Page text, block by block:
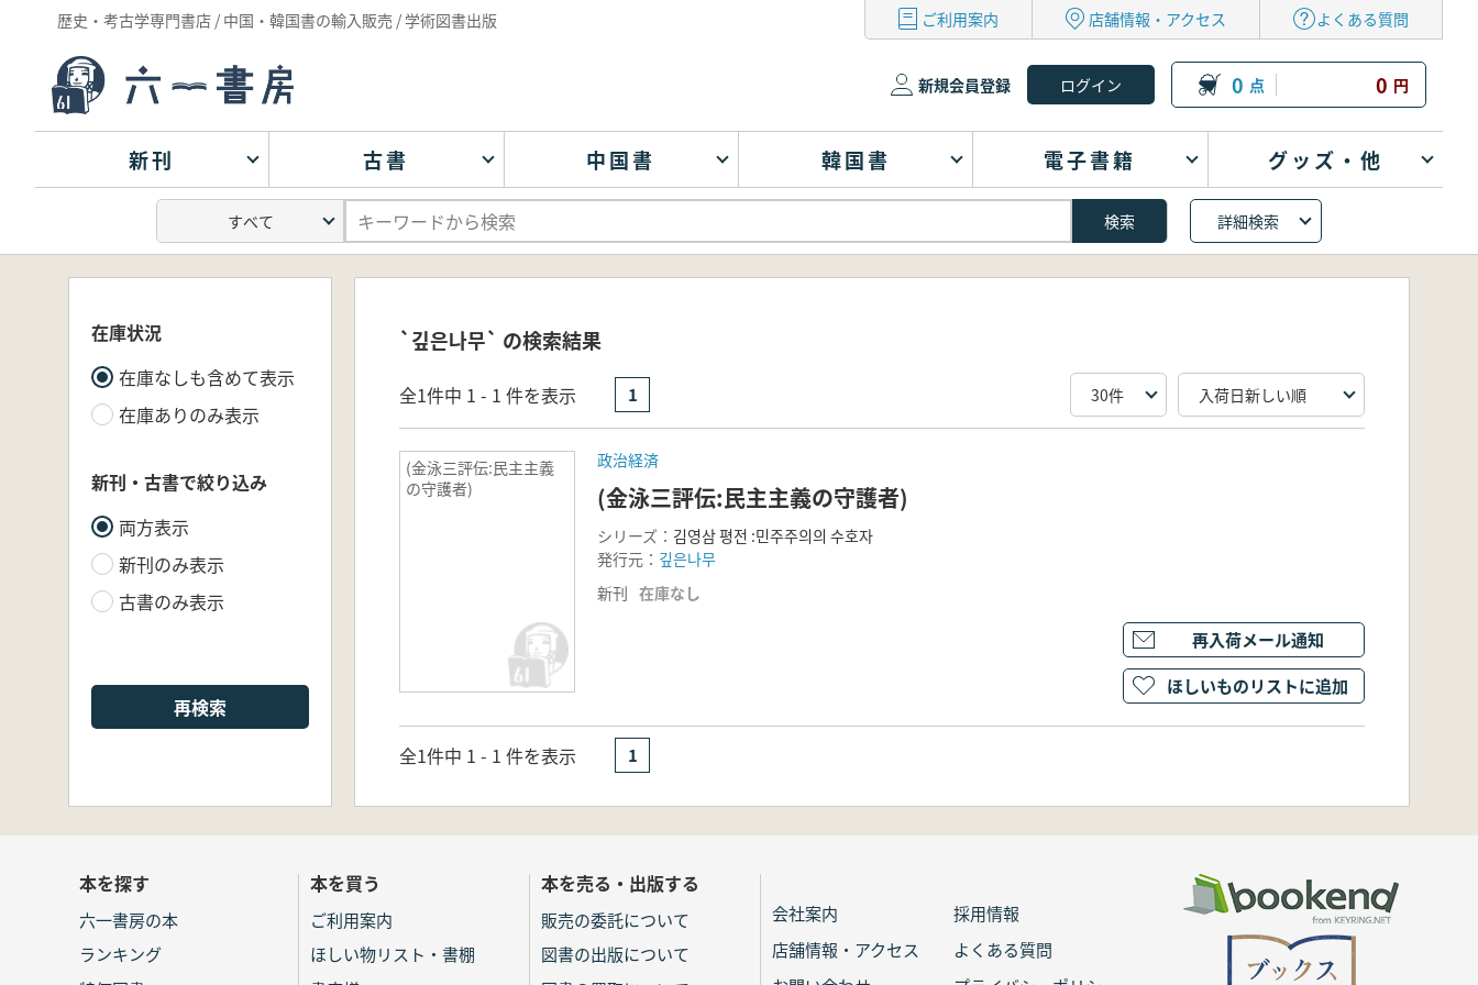
歴史・考古学専門書店 / 中国・韓国書の輸入販売 / 学術図書出版 ご利用案内 店舗情報・アクセス よくある質問
新規会員登録 0 点 0 円
新刊 古書 中国書 韓国書 電子書籍 グッズ・他
詳細検索
在庫状況
在庫なしも含めて表示
在庫ありのみ表示
新刊・古書で絞り込み
両方表示
新刊のみ表示
古書のみ表示
再検索
`깊은나무` の検索結果
全1件中 1 - 1 件を表示 1
(金泳三評伝:民主主義
の守護者)
政治経済
(金泳三評伝:民主主義の守護者)
シリーズ： 김영삼 평전 :민주주의의 수호자
発行元： 깊은나무
新刊 在庫なし
再入荷メール通知
ほしいものリストに追加
全1件中 1 - 1 件を表示 1
本を探す
六一書房の本
ランキング
本を買う
ご利用案内
ほしい物リスト・書棚
本を売る・出版する
販売の委託について
図書の出版について
会社案内
採用情報
店舗情報・アクセス
よくある質問